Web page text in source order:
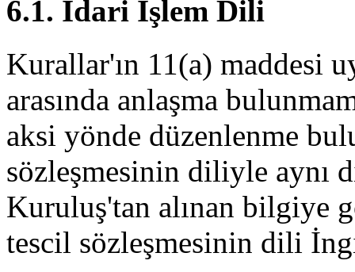
6.1. İdari İşlem Dili
Kurallar'ın 11(a) maddesi
arasında anlaşma
aksi yönde düzenlenme
sözleşmesinin diliyle aynı
Kuruluş'tan alınan bilgiye
tescil sözleşmesinin dili